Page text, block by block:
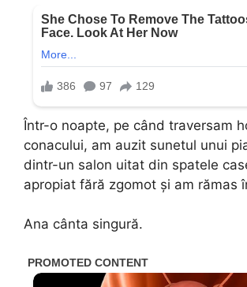
Într-o noapte, pe când traversam
conacului, am auzit sunetul unui
dintr-un salon uitat din spatele
apropiat fără zgomot și am rămas
Ana cânta singură.